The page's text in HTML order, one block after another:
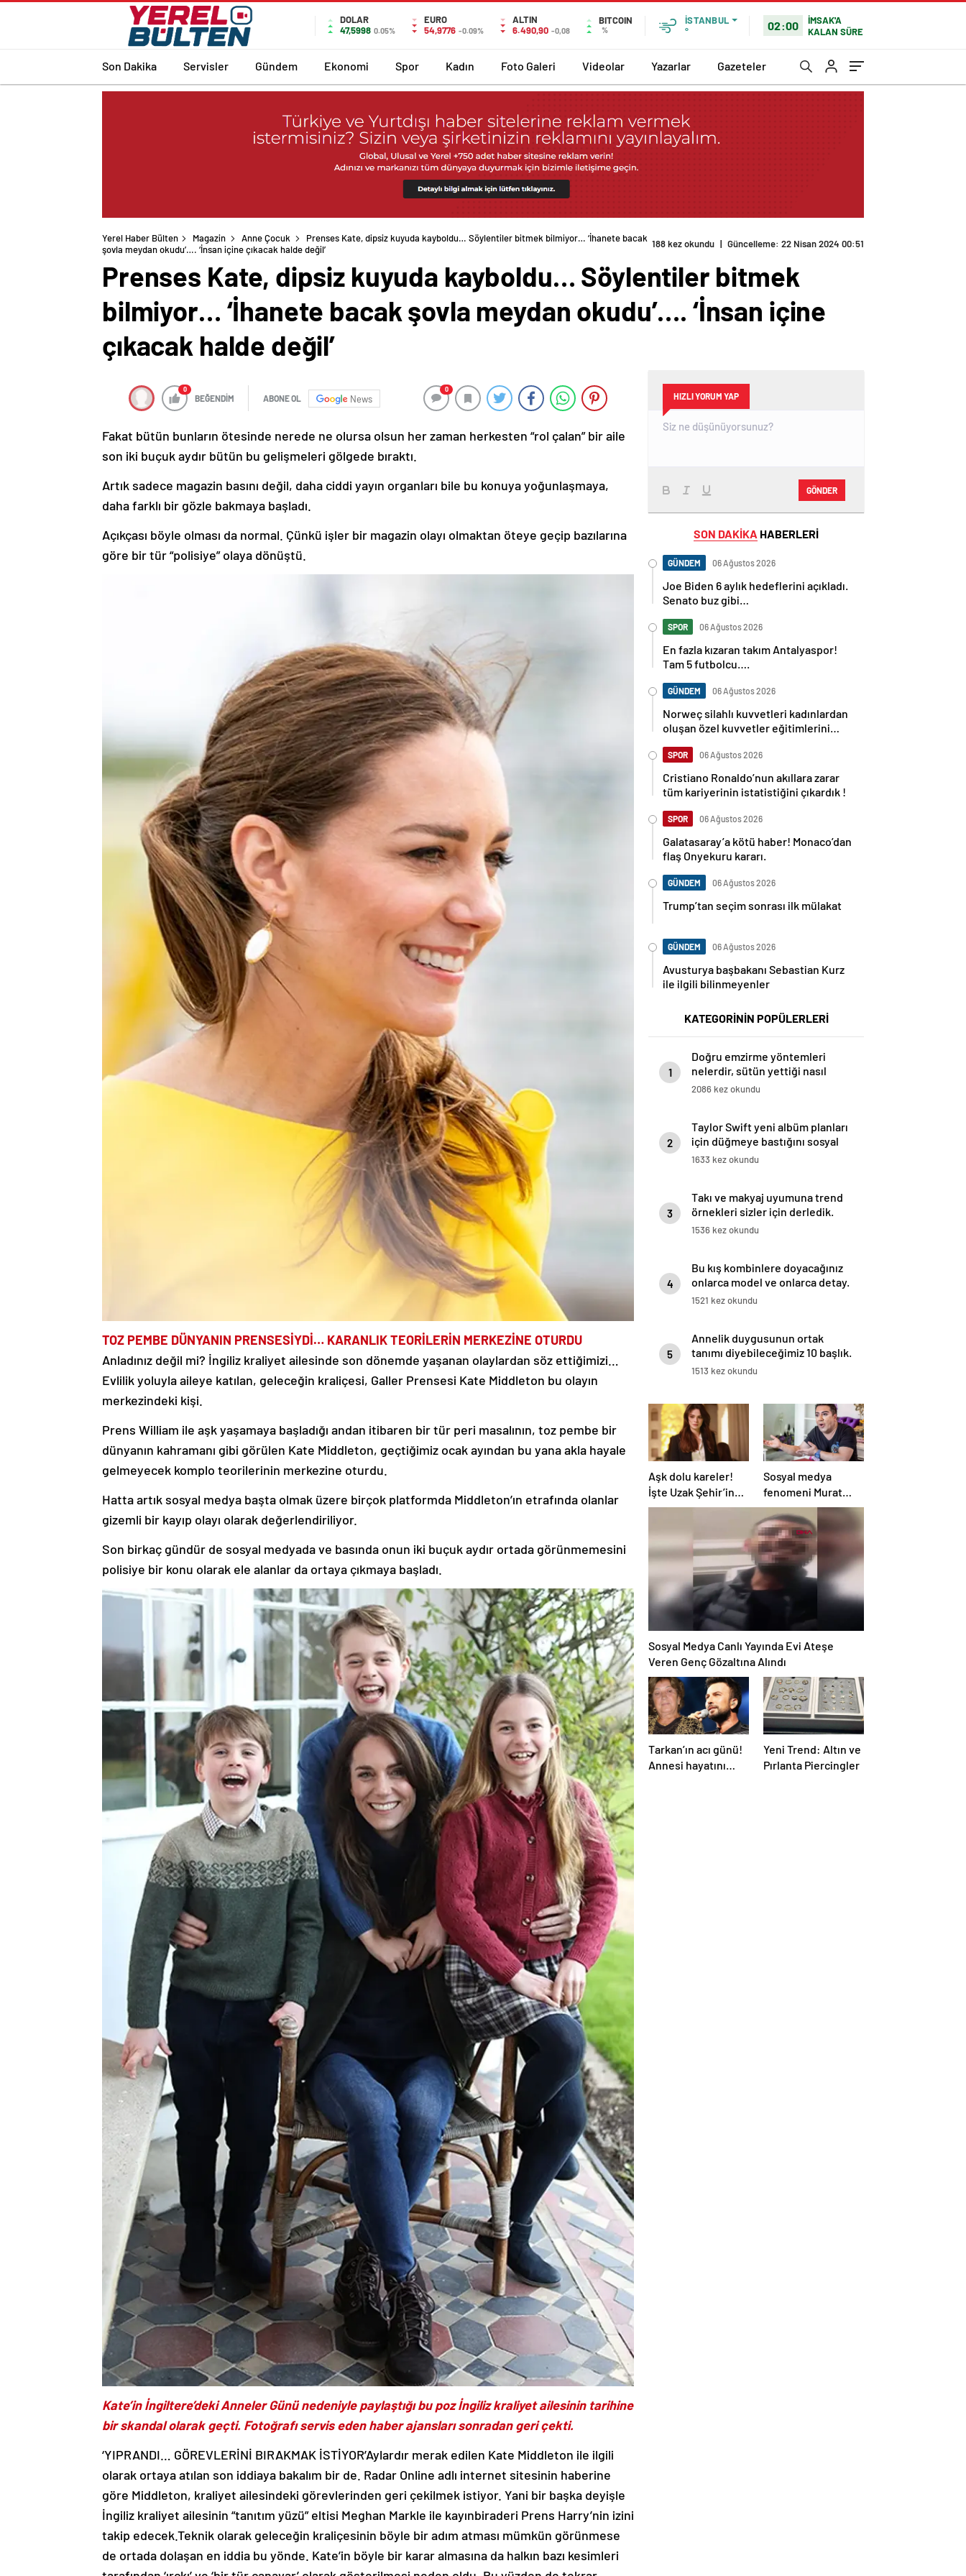
DOLAR
47,5998 0.05%
EURO
54,9776 -0.09%
ALTIN
6.490,90 -0,08
BITCOIN
%
İSTANBUL
°
02:00
İMSAK'A
KALAN SÜRE
Son Dakika Servisler Gündem Ekonomi Spor Kadın Foto Galeri Videolar Yazarlar Gazeteler
Yerel Haber Bülten Magazin Anne Çocuk
Prenses Kate, dipsiz kuyuda kayboldu… Söylentiler bitmek bilmiyor… ‘İhanete bacak
şovla meydan okudu’…. ‘İnsan içine çıkacak halde değil’
188 kez okundu | Güncelleme: 22 Nisan 2024 00:51
Prenses Kate, dipsiz kuyuda kayboldu… Söylentiler bitmek
bilmiyor… ‘İhanete bacak şovla meydan okudu’…. ‘İnsan içine
çıkacak halde değil’
0
BEĞENDİM ABONE OL News
0
Fakat bütün bunların ötesinde nerede ne olursa olsun her zaman herkesten “rol çalan” bir aile
son iki buçuk aydır bütün bu gelişmeleri gölgede bıraktı.
Artık sadece magazin basını değil, daha ciddi yayın organları bile bu konuya yoğunlaşmaya,
daha farklı bir gözle bakmaya başladı.
Açıkçası böyle olması da normal. Çünkü işler bir magazin olayı olmaktan öteye geçip bazılarına
göre bir tür “polisiye” olaya dönüştü.
TOZ PEMBE DÜNYANIN PRENSESİYDİ… KARANLIK TEORİLERİN MERKEZİNE OTURDU
Anladınız değil mi? İngiliz kraliyet ailesinde son dönemde yaşanan olaylardan söz ettiğimizi…
Evlilik yoluyla aileye katılan, geleceğin kraliçesi, Galler Prensesi Kate Middleton bu olayın
merkezindeki kişi.
Prens William ile aşk yaşamaya başladığı andan itibaren bir tür peri masalının, toz pembe bir
dünyanın kahramanı gibi görülen Kate Middleton, geçtiğimiz ocak ayından bu yana akla hayale
gelmeyecek komplo teorilerinin merkezine oturdu.
Hatta artık sosyal medya başta olmak üzere birçok platformda Middleton’ın etrafında olanlar
gizemli bir kayıp olayı olarak değerlendiriliyor.
Son birkaç gündür de sosyal medyada ve basında onun iki buçuk aydır ortada görünmemesini
polisiye bir konu olarak ele alanlar da ortaya çıkmaya başladı.
Kate’in İngiltere’deki Anneler Günü nedeniyle paylaştığı bu poz İngiliz kraliyet ailesinin tarihine
bir skandal olarak geçti. Fotoğrafı servis eden haber ajansları sonradan geri çekti.
‘YIPRANDI… GÖREVLERİNİ BIRAKMAK İSTİYOR’Aylardır merak edilen Kate Middleton ile ilgili
olarak ortaya atılan son iddiaya bakalım bir de. Radar Online adlı internet sitesinin haberine
göre Middleton, kraliyet ailesindeki görevlerinden geri çekilmek istiyor. Yani bir başka deyişle
İngiliz kraliyet ailesinin “tanıtım yüzü” eltisi Meghan Markle ile kayınbiraderi Prens Harry’nin izini
takip edecek.Teknik olarak geleceğin kraliçesinin böyle bir adım atması mümkün görünmese
de ortada dolaşan en iddia bu yönde. Kate’in böyle bir karar almasına da halkın bazı kesimleri
HIZLI YORUM YAP
GÖNDER
SON DAKİKA HABERLERİ
GÜNDEM 06 Ağustos 2026
Joe Biden 6 aylık hedeflerini açıkladı.
Senato buz gibi…
SPOR 06 Ağustos 2026
En fazla kızaran takım Antalyaspor!
Tam 5 futbolcu….
GÜNDEM 06 Ağustos 2026
Norweç silahlı kuvvetleri kadınlardan
oluşan özel kuvvetler eğitimlerini
SPOR 06 Ağustos 2026
Cristiano Ronaldo’nun akıllara zarar
tüm kariyerinin istatistiğini çıkardık !
SPOR 06 Ağustos 2026
Galatasaray’a kötü haber! Monaco’dan
flaş Onyekuru kararı.
GÜNDEM 06 Ağustos 2026
Trump’tan seçim sonrası ilk mülakat
GÜNDEM 06 Ağustos 2026
Avusturya başbakanı Sebastian Kurz
ile ilgili bilinmeyenler
KATEGORİNİN POPÜLERLERİ
1
Doğru emzirme yöntemleri
nelerdir, sütün yettiği nasıl
anlaşılır?
2086 kez okundu
2
Taylor Swift yeni albüm planları
için düğmeye bastığını sosyal
medyadan duyurdu!
1633 kez okundu
3
Takı ve makyaj uyumuna trend
örnekleri sizler için derledik.
1536 kez okundu
4
Bu kış kombinlere doyacağınız
onlarca model ve onlarca detay.
1521 kez okundu
5
Annelik duygusunun ortak
tanımı diyebileceğimiz 10 başlık.
1513 kez okundu
Aşk dolu kareler!
İşte Uzak Şehir’in
Alya’sı Sinem
hayattaki sevgilisi
Sosyal medya
fenomeni Murat
Övüç’ün hapsi
isteniyor
Sosyal Medya Canlı Yayında Evi Ateşe
Veren Genç Gözaltına Alındı
Tarkan’ın acı günü!
Annesi hayatını
Yeni Trend: Altın ve
Pırlanta Piercingler